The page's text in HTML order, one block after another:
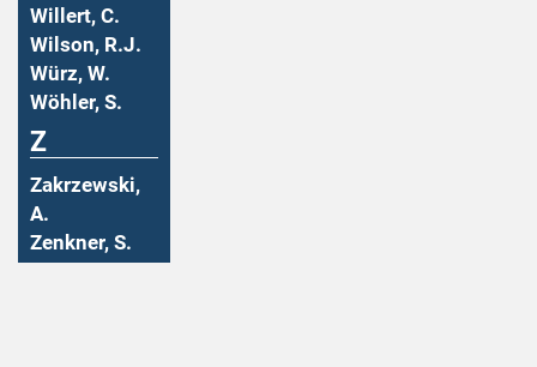
Willert, C.
Wilson, R.J.
Würz, W.
Wöhler, S.
Z
Zakrzewski,
A.
Zenkner, S.